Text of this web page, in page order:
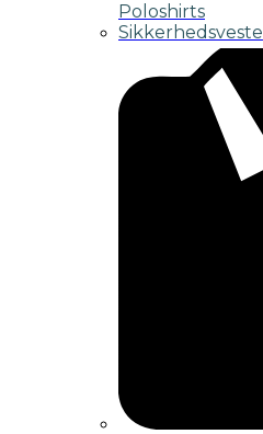
Poloshirts
Sikkerhedsveste